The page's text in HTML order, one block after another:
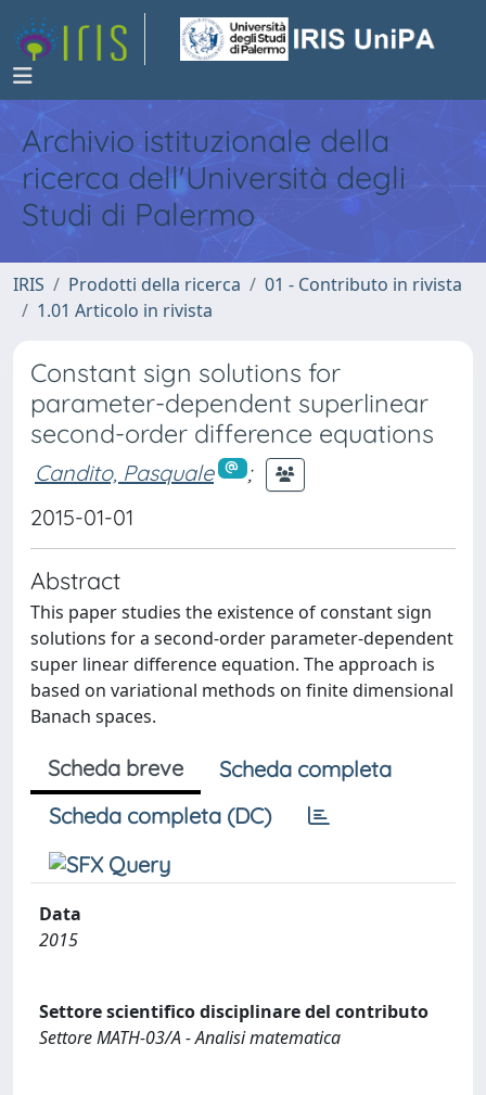
Archivio istituzionale della
ricerca dell'Università degli
Studi di Palermo
IRIS Prodotti della ricerca
01 - Contributo in rivista
1.01 Articolo in rivista
Constant sign solutions for
parameter-dependent superlinear
second-order difference equations
Candito, Pasquale
;
2015-01-01
Abstract
This paper studies the existence of constant sign
solutions for a second-order parameter-dependent
super linear difference equation. The approach is
based on variational methods on finite dimensional
Banach spaces.
Scheda breve
Scheda completa
Scheda completa (DC)
Data
2015
Settore scientifico disciplinare del contributo
Settore MATH-03/A - Analisi matematica